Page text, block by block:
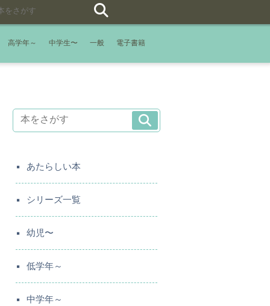
高学年～ 中学生〜 一般 電子書籍
あたらしい本
シリーズ一覧
幼児〜
低学年～
中学年～